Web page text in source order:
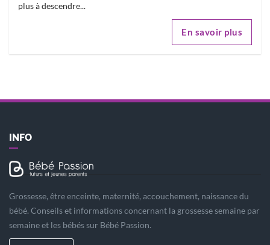
plus à descendre...
En savoir plus
INFO
Grossesse, être enceinte, maternité, accouchement, naissance du
bébé. Conseils et informations concernant la grossesse semaine par
semaine et les bébés sur Bébé Passion.